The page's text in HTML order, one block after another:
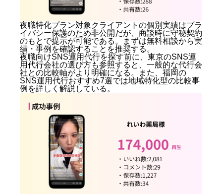
夜職特化プラン対象クライアントの個別実績はプラ
イバシー保護のため非公開だが、商談時に守秘契約
のもとで提示が可能である。まずは無料相談から実
績・事例を確認することを推奨する。
夜職向けSNS運用代行を探す前に、 東京のSNS運
用代行会社の選び方も参照すると、一般的な代行会
社との比較軸がより明確になる。また、 福岡の
SNS運用代行おすすめ7選では地域特化型の比較事
例を詳しく解説している。
Q. TikTokライブの支援はどこまで対応してもらえま
すか？
Q. 夜職特化プランは守秘義務が守られますか？
Q. 他のSNS運用代行会社とどう比較すればよいで
すか？
まとめ：ナイトワーク SNS運用代行2026年最新版｜
選び方と費用を解説